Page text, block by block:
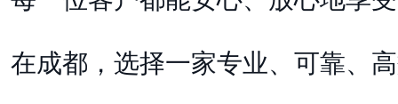
在成都，选择一家专业、可靠、